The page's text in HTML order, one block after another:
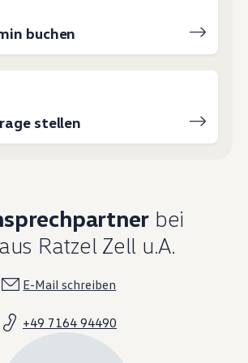
Kundenbetreuung
buchen
stellen
bei
Ratzel Zell u.A.
E-Mail schreiben
+49 7164 94490